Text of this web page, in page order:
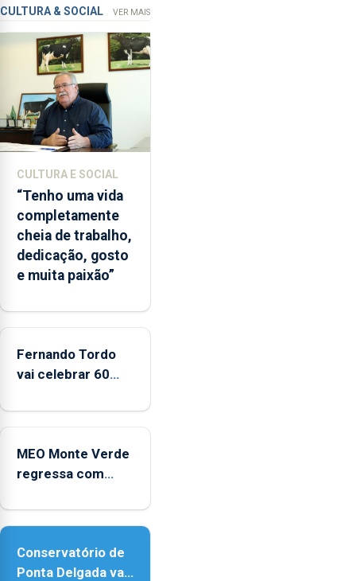
microbiológica”,
pela
terceira
vez
desde
o
início
da
época
balnear
violação
CULTURA & SOCIAL VER MAIS
CULTURA E SOCIAL
“Tenho uma vida
completamente
cheia de trabalho,
dedicação, gosto
e muita paixão”
Fernando Tordo
vai celebrar 60
no Coliseu
MEO Monte Verde
regressa com
acessibilidade
Conservatório de
Ponta Delgada vai